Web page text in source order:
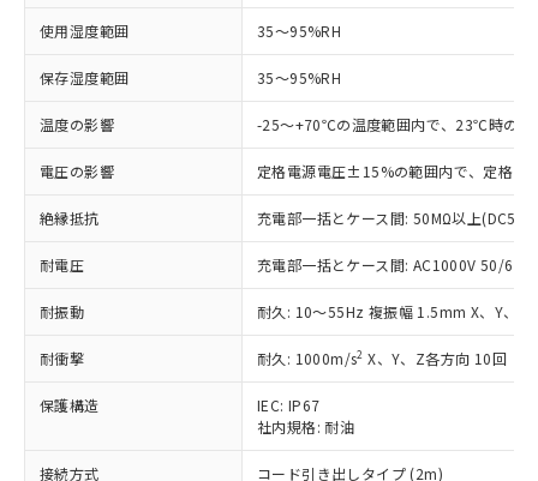
使用湿度範囲 35～95%RH
保存湿度範囲 35～95%RH
温度の影響 -25～+70℃の温度範囲内で、23℃時の
電圧の影響 定格電源電圧±15%の範囲内で、定格電
絶縁抵抗 充電部一括とケース間: 50MΩ以上
耐電圧 充電部一括とケース間: AC1000V 50/
耐振動 耐久: 10～55Hz 複振幅 1.5mm X、Y、Z
耐衝撃 耐久: 1000m/s2 X、Y、Z各方向 10回
保護構造
IEC: IP67
社内規格: 耐油
接続方式 コード引き出しタイプ (2m)
本サービスは、当社制御機器事業取扱
商品の当社在庫状況および標準価格
(税抜)を提供させていただくもので
当社制御機器事業取扱商品の中には、
本サービスの対象外となる商品もある
在庫状況および標準価格照会結果は、
記載している更新日時点での社内デー
タに基づき作成されるものであり、閲
覧された時点での実際の在庫および標
準価格とは異なる場合があることをご
了承ください。
正式な納期状況および標準価格はお客
様のお取引先、またはお客様担当のオ
ムロン制御機器販売店・当社販売員に
ご相談ください。
調査・確認中：EU RoHS指令（10物質）の
非含有の対応状況を調査中または確認中の
商品です。
非該当品：ライセンス料など無形物で、有
害物質有無と関係のない商品です。
仕入先様の事情により、非含有部品として
いたものが、含有品と判明した場合などや
むを得ず変更することがあります。
*EU RoHS指令（10物質）：
鉛(Pb) 1000ppm以下、 水銀(Hg) 1000ppm以下、 カド
ミウム(Cd) 100ppm以下、
六価クロム(Cr(Ⅵ)) 1000ppm以下、ポリ臭化ビフェニル
類(PBB) 1000ppm以下、ポリ臭化ジフェニルエーテル類
(PBDE) 1000ppm以下、フタル酸ビス(2-エチルヘキシ
（DBP） 1000ppm以下、フタル酸ジイソブチル
但し、RoHS指令で産業用監視および制御機器に対する
適用除外項目は除く。
※1 中国RoHS○×表
「○」：最大均質材料含有率が中国RoHSの
基準値以下であることを示します。
「×」：最大均質材料含有率が中国RoHSの
基準値を超えていることを示します。
「－」：未確認です。当社販売部門へお問
い合わせください。
*中国RoHS10物質の基準値 (GB/T26572)：
Pb(鉛) :1000ppm、 Hg(水銀) : 1000ppm、 Cd(カドミウ
ニル類) : 1000ppm、 PBDEs(ポリ臭化ジフェニルエーテ
DBP(フタル酸ジブチル) : 1000ppm、 DIBP(フタル酸ジ
イソブチル) : 1000ppm、 BBP(フタル酸ブチルベンジ
DEHP(フタル酸ビス(2-エチルヘキシル)) : 1000ppm
当社は、これら貴社製品のうち、外国
為替および外国貿易法に定める商品
（以下｢規制貨物等」という）を輸出
または国外への提供する場合は、日本
可)を取得するなどの必要な手続きを
当社は規制貨物を破棄する場合は、完
全に破砕するなど、違法に輸出されな
いよう必要な手段を講じます。
当社は貴社製品を、核兵器、ミサイ
ル、化学兵器、生物兵器またはその他
一定数以上の在庫あり
一定数には満たないが在庫あり